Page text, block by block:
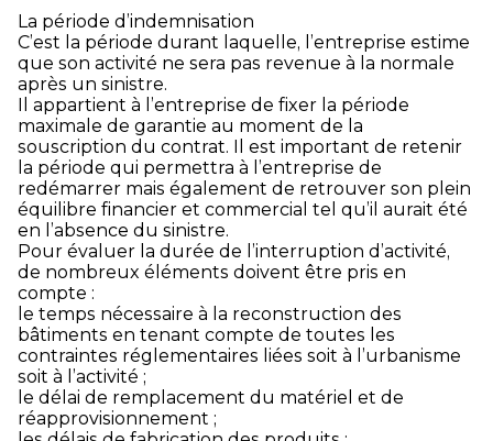
La période d’indemnisation
C’est la période durant laquelle, l’entreprise estime
que son activité ne sera pas revenue à la normale
après un sinistre.
Il appartient à l’entreprise de fixer la période
maximale de garantie au moment de la
souscription du contrat. Il est important de retenir
la période qui permettra à l’entreprise de
redémarrer mais également de retrouver son plein
équilibre financier et commercial tel qu’il aurait été
en l’absence du sinistre.
Pour évaluer la durée de l’interruption d’activité,
de nombreux éléments doivent être pris en
compte :
le temps nécessaire à la reconstruction des
bâtiments en tenant compte de toutes les
contraintes réglementaires liées soit à l’urbanisme
soit à l’activité ;
le délai de remplacement du matériel et de
réapprovisionnement ;